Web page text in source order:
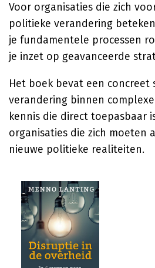
Voor organisaties die zich
politieke verandering
je fundamentele processen
je inzet op geavanceerde
Het boek bevat een
verandering binnen
kennis die direct toepasbaar
organisaties die zich moeten
nieuwe politieke realiteiten.